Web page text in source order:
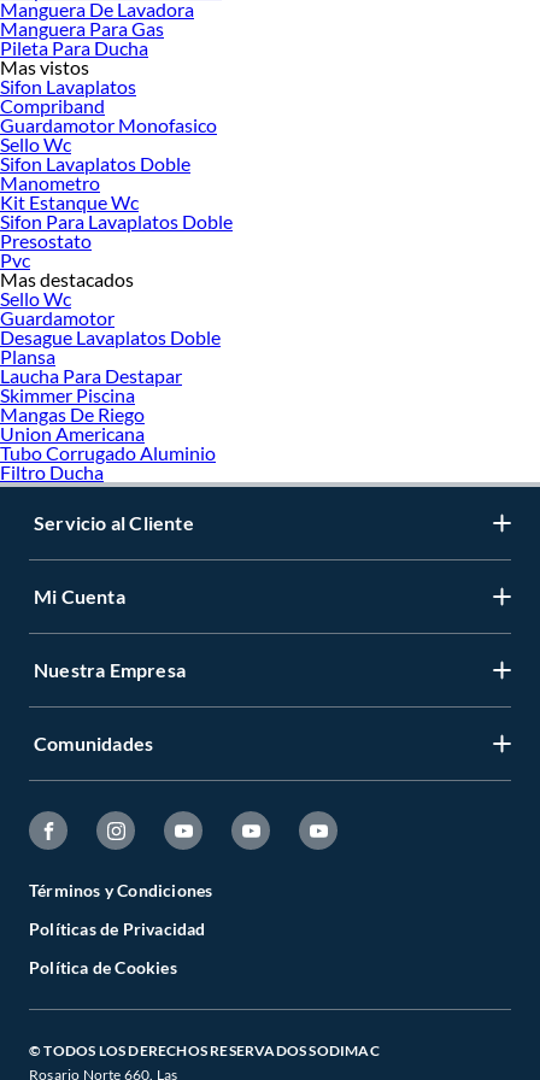
Manguera De Lavadora
Manguera Para Gas
Pileta Para Ducha
Mas vistos
Sifon Lavaplatos
Compriband
Guardamotor Monofasico
Sello Wc
Sifon Lavaplatos Doble
Manometro
Kit Estanque Wc
Sifon Para Lavaplatos Doble
Presostato
Pvc
Mas destacados
Sello Wc
Guardamotor
Desague Lavaplatos Doble
Plansa
Laucha Para Destapar
Skimmer Piscina
Mangas De Riego
Union Americana
Tubo Corrugado Aluminio
Filtro Ducha
Servicio al Cliente
Mi Cuenta
Nuestra Empresa
Comunidades
Términos y Condiciones
Políticas de Privacidad
Política de Cookies
© TODOS LOS DERECHOS RESERVADOS SODIMAC
Rosario Norte 660. Las